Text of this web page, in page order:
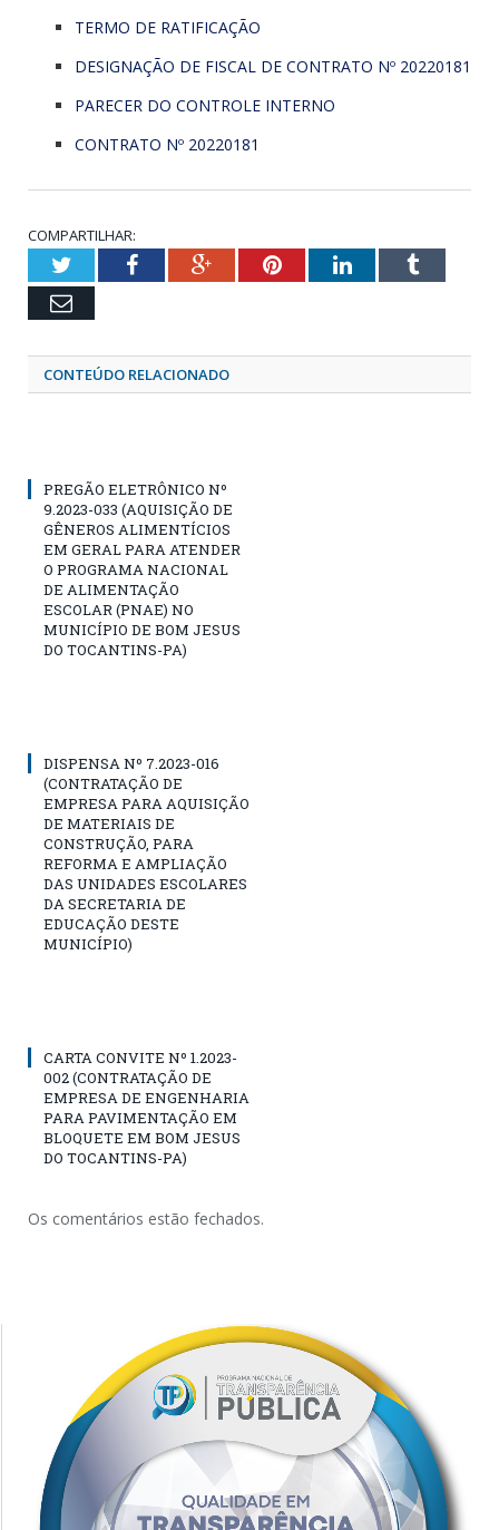
TERMO DE RATIFICAÇÃO
DESIGNAÇÃO DE FISCAL DE CONTRATO Nº 20220181
PARECER DO CONTROLE INTERNO
CONTRATO Nº 20220181
COMPARTILHAR:
TwitterFacebookGoogle+PinterestLinkedInTumblr
Email
CONTEÚDO RELACIONADO
PREGÃO ELETRÔNICO Nº
9.2023-033 (AQUISIÇÃO DE
GÊNEROS ALIMENTÍCIOS
EM GERAL PARA ATENDER
O PROGRAMA NACIONAL
DE ALIMENTAÇÃO
ESCOLAR (PNAE) NO
MUNICÍPIO DE BOM JESUS
DO TOCANTINS-PA)
DISPENSA Nº 7.2023-016
(CONTRATAÇÃO DE
EMPRESA PARA AQUISIÇÃO
DE MATERIAIS DE
CONSTRUÇÃO, PARA
REFORMA E AMPLIAÇÃO
DAS UNIDADES ESCOLARES
DA SECRETARIA DE
EDUCAÇÃO DESTE
MUNICÍPIO)
CARTA CONVITE Nº 1.2023-
002 (CONTRATAÇÃO DE
EMPRESA DE ENGENHARIA
PARA PAVIMENTAÇÃO EM
BLOQUETE EM BOM JESUS
DO TOCANTINS-PA)
Os comentários estão fechados.